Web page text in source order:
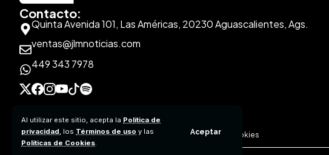
Al utilizar este sitio, acepta la Política de
privacidad, los Términos de uso y las
Políticas de Cookies.
Aceptar
Contacto:
Quinta Avenida 101, Las Américas, 20230 Aguascalientes, Ags.
ventas@jlmnoticias.com
449 343 7978
Aviso de PrivacidadPolíticas de Contenido Políticas de Cookies